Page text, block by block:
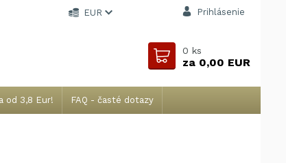
od 3,8 Eur! FAQ - časté dotazy
EUR Prihlásenie
0 ks
za0,00 EUR